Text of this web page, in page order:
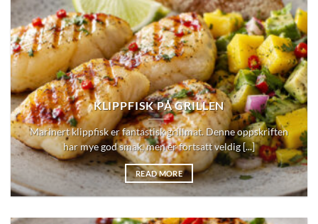
KLIPPFISK PÅ GRILLEN
Marinert klippfisk er fantastisk grillmat. Denne oppskriften
har mye god smak, men er fortsatt veldig [...]
READ MORE